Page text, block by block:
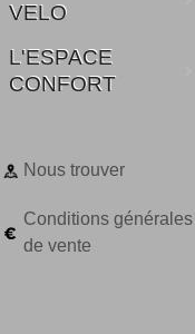
VELO
L'ESPACE
CONFORT
Nous trouver
Conditions générales
de vente